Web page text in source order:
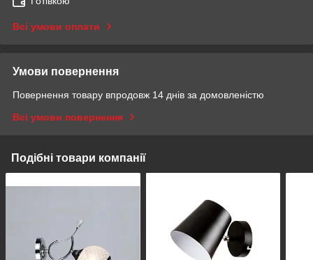
Всі умови оплати
Умови повернення
Повернення товару впродовж 14 днів за домовленістю
Всі умови повернення
Подібні товари компанії